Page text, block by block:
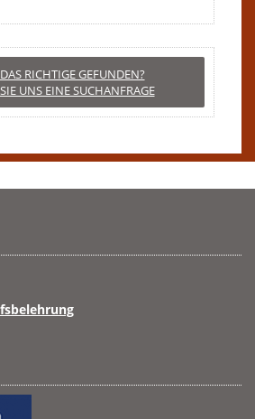
RICHTIGE GEFUNDEN?
UNS EINE SUCHANFRAGE